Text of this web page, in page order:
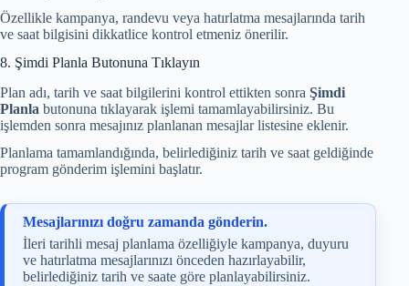
Özellikle kampanya, randevu veya hatırlatma mesajlarında tarih
ve saat bilgisini dikkatlice kontrol etmeniz önerilir.
8. Şimdi Planla Butonuna Tıklayın
Plan adı, tarih ve saat bilgilerini kontrol ettikten sonra Şimdi
Planla butonuna tıklayarak işlemi tamamlayabilirsiniz. Bu
işlemden sonra mesajınız planlanan mesajlar listesine eklenir.
Planlama tamamlandığında, belirlediğiniz tarih ve saat geldiğinde
program gönderim işlemini başlatır.
Mesajlarınızı doğru zamanda gönderin.
İleri tarihli mesaj planlama özelliğiyle kampanya, duyuru
ve hatırlatma mesajlarınızı önceden hazırlayabilir,
belirlediğiniz tarih ve saate göre planlayabilirsiniz.